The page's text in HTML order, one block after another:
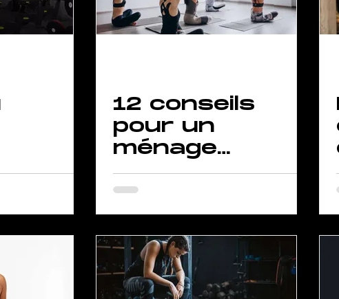
12 conseils
pour un
ménage
de
printemps
d'entraine
ment
reussi